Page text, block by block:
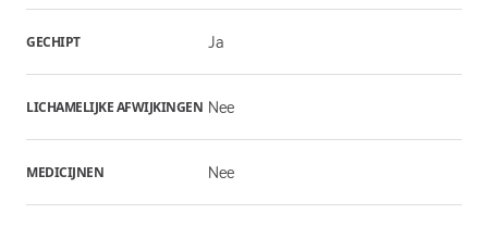
GECHIPT Ja
LICHAMELIJKE AFWIJKINGEN Nee
MEDICIJNEN Nee